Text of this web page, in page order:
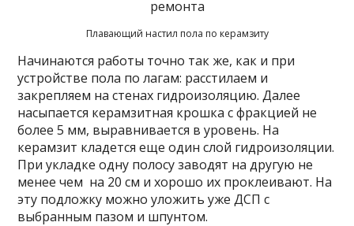
Плавающий настил пола по керамзиту
Начинаются работы точно так же, как и при
устройстве пола по лагам: расстилаем и
закрепляем на стенах гидроизоляцию. Далее
насыпается керамзитная крошка с фракцией не
более 5 мм, выравнивается в уровень. На
керамзит кладется еще один слой гидроизоляции.
При укладке одну полосу заводят на другую не
менее чем на 20 см и хорошо их проклеивают. На
эту подложку можно уложить уже ДСП с
выбранным пазом и шпунтом.